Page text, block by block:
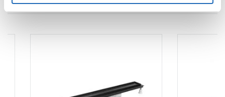
Aby uzyskać więcej informacji na temat plików plików